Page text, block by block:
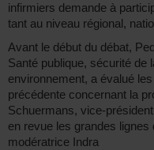
infirmiers demande à
tant au niveau régional,
Avant le début du débat,
Santé publique, sécurité de
environnement, a évalué
précédente concernant la
Schuermans, vice-
en revue les grandes
modératrice Indra